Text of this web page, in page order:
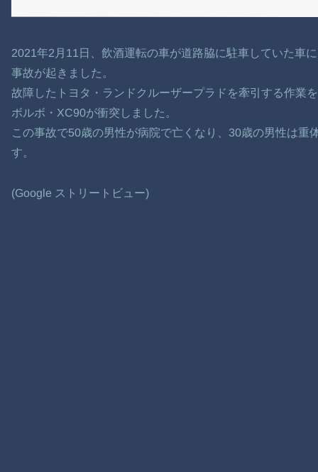
2021年2月11日、飲酒運転の車が道路脇に駐車していた車
事故が起きました。
故障したトヨタ・ランドクルーザープラドを牽引する作業
ボルボ・XC90が衝突しました。
この事故で50歳の男性が病院で亡くなり、30歳の男性は重
す。
(Google ストリートビュー)